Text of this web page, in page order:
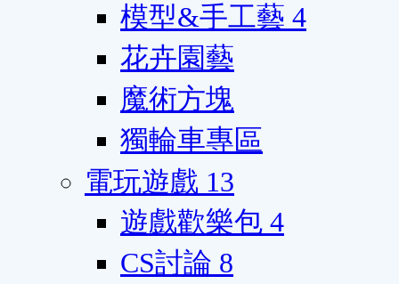
模型&手工藝 4
花卉園藝
魔術方塊
獨輪車專區
電玩遊戲 13
遊戲歡樂包 4
CS討論 8